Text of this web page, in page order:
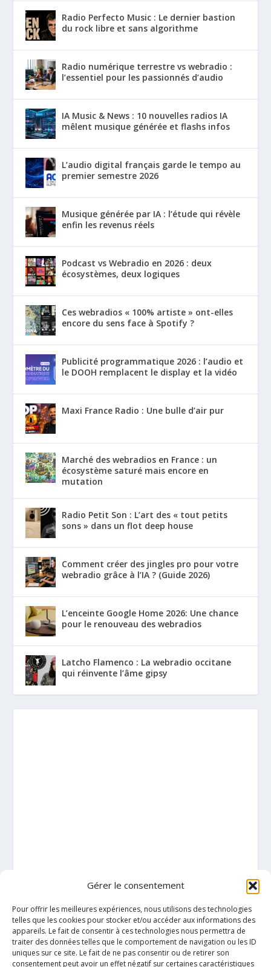
Gérer le consentement
Pour offrir les meilleures expériences, nous utilisons des technologies
telles que les cookies pour stocker et/ou accéder aux informations des
appareils. Le fait de consentir à ces technologies nous permettra de
traiter des données telles que le comportement de navigation ou les ID
uniques sur ce site. Le fait de ne pas consentir ou de retirer son
consentement peut avoir un effet négatif sur certaines caractéristiques
Radio Perfecto Music : Le dernier bastion
du rock libre et sans algorithme
Radio numérique terrestre vs webradio :
l’essentiel pour les passionnés d’audio
IA Music & News : 10 nouvelles radios IA
mêlent musique générée et flashs infos
L’audio digital français garde le tempo au
premier semestre 2026
Musique générée par IA : l’étude qui révèle
enfin les revenus réels
Podcast vs Webradio en 2026 : deux
écosystèmes, deux logiques
Ces webradios « 100% artiste » ont-elles
encore du sens face à Spotify ?
Publicité programmatique 2026 : l’audio et
le DOOH remplacent le display et la vidéo
Maxi France Radio : Une bulle d’air pur
Marché des webradios en France : un
écosystème saturé mais encore en
mutation
Radio Petit Son : L’art des « tout petits
sons » dans un flot deep house
Comment créer des jingles pro pour votre
webradio grâce à l’IA ? (Guide 2026)
L’enceinte Google Home 2026: Une chance
pour le renouveau des webradios
Latcho Flamenco : La webradio occitane
qui réinvente l’âme gipsy